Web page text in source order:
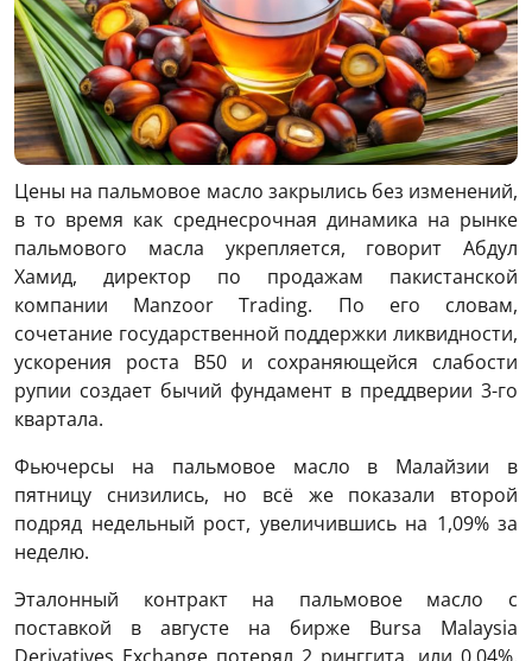
Цены на пальмовое масло закрылись без изменений,
в то время как среднесрочная динамика на рынке
пальмового масла укрепляется, говорит Абдул
Хамид, директор по продажам пакистанской
компании Manzoor Trading. По его словам,
сочетание государственной поддержки ликвидности,
ускорения роста B50 и сохраняющейся слабости
рупии создает бычий фундамент в преддверии 3-го
квартала.
Фьючерсы на пальмовое масло в Малайзии в
пятницу снизились, но всё же показали второй
подряд недельный рост, увеличившись на 1,09% за
неделю.
Эталонный контракт на пальмовое масло с
поставкой в ​​августе на бирже Bursa Malaysia